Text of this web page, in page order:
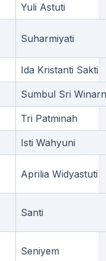
Yuli Astuti
Suharmiyati
Ida Kristanti Sakti
Sumbul Sri
Tri Patminah
Isti Wahyuni
Aprilia Widyastuti
Santi
Seniyem